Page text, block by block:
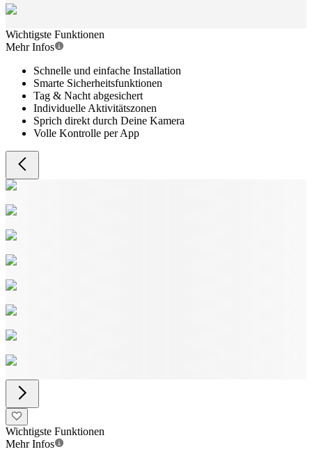
Wichtigste Funktionen
Mehr Infos
Schnelle und einfache Installation
Smarte Sicherheitsfunktionen
Tag & Nacht abgesichert
Individuelle Aktivitätszonen
Sprich direkt durch Deine Kamera
Volle Kontrolle per App
Wichtigste Funktionen
Mehr Infos